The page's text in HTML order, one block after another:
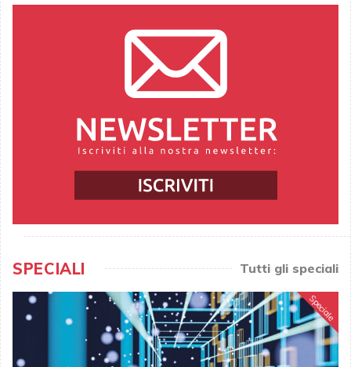
SPECIALI Tutti gli speciali
Speciale